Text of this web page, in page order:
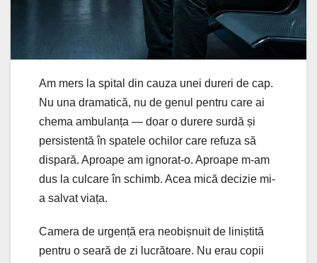
Am mers la spital din cauza unei dureri de cap.
Nu una dramatică, nu de genul pentru care ai
chema ambulanța — doar o durere surdă și
persistentă în spatele ochilor care refuza să
dispară. Aproape am ignorat-o. Aproape m-am
dus la culcare în schimb. Acea mică decizie mi-
a salvat viața.
Camera de urgență era neobișnuit de liniștită
pentru o seară de zi lucrătoare. Nu erau copii